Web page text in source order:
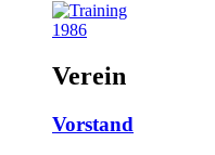
1986
Verein
Vorstand